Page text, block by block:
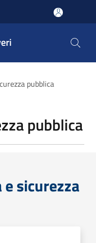
pubblica
pubblica
sicurezza